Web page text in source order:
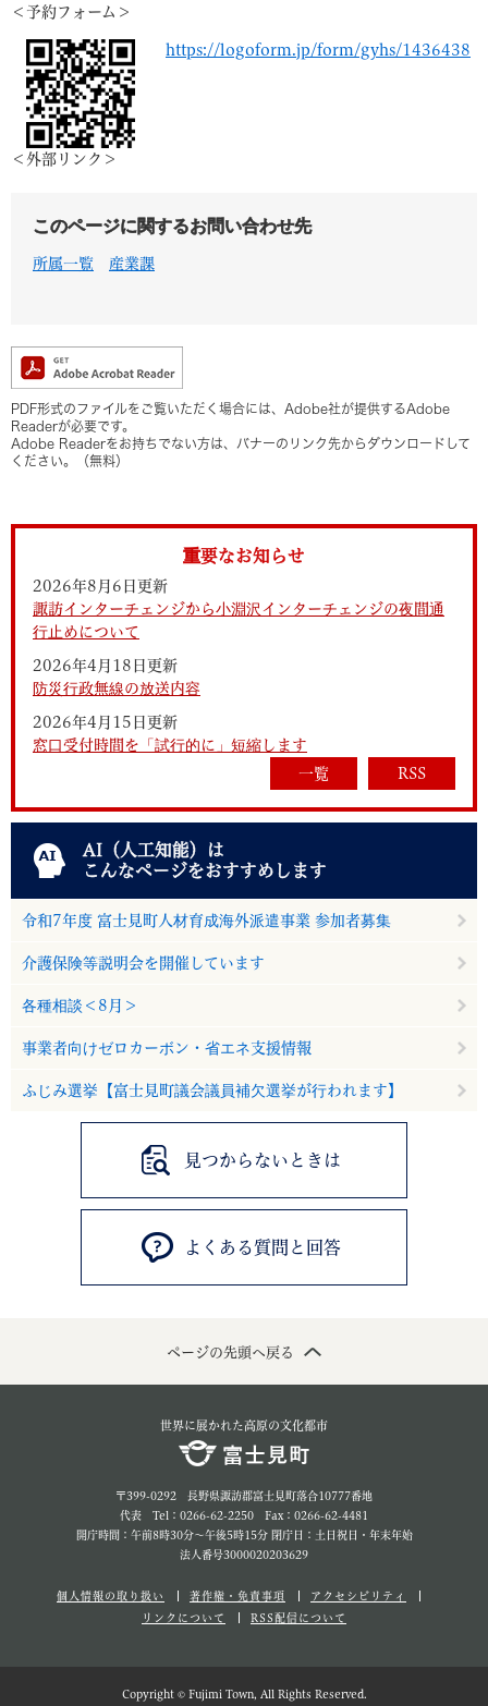
＜予約フォーム＞
https://logoform.jp/form/gyhs/1436438
＜外部リンク＞
このページに関するお問い合わせ先
所属一覧 産業課
PDF形式のファイルをご覧いただく場合には、Adobe社が提供するAdobe
Readerが必要です。
Adobe Readerをお持ちでない方は、バナーのリンク先からダウンロードして
ください。（無料）
重要なお知らせ
2026年8月6日更新
諏訪インターチェンジから小淵沢インターチェンジの夜間通
行止めについて
2026年4月18日更新
防災行政無線の放送内容
2026年4月15日更新
窓口受付時間を「試行的に」短縮します
一覧
RSS
AI（人工知能）は
こんなページをおすすめします
令和7年度 富士見町人材育成海外派遣事業 参加者募集
介護保険等説明会を開催しています
各種相談＜8月＞
事業者向けゼロカーボン・省エネ支援情報
ふじみ選挙【富士見町議会議員補欠選挙が行われます】
見つからないときは
よくある質問と回答
ページの先頭へ戻る
世界に展かれた高原の文化都市
〒399-0292 長野県諏訪郡富士見町落合10777番地
代表 Tel：0266-62-2250 Fax：0266-62-4481
開庁時間：午前8時30分～午後5時15分 閉庁日：土日祝日・年末年始
法人番号3000020203629
個人情報の取り扱い 著作権・免責事項
アクセシビリティ
リンクについて
RSS配信について
Copyright © Fujimi Town, All Rights Reserved.